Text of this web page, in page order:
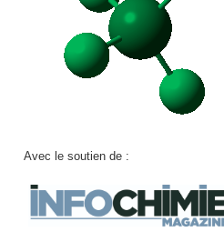
Avec le soutien de :